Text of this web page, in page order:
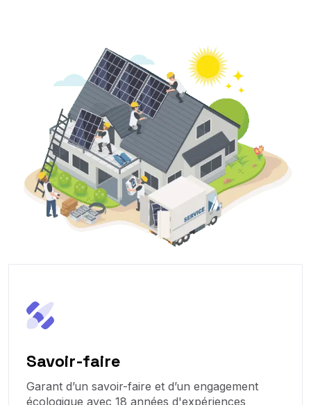
Savoir-faire
Garant d’un savoir-faire et d’un engagement
écologique avec 18 années d'expériences